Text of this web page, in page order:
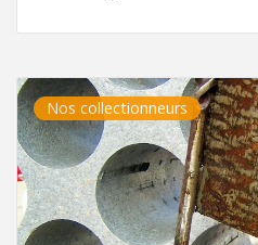
Nos collectionneurs